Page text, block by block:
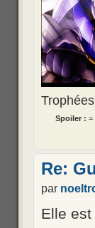
Spoiler : =
Re:
par
Elle